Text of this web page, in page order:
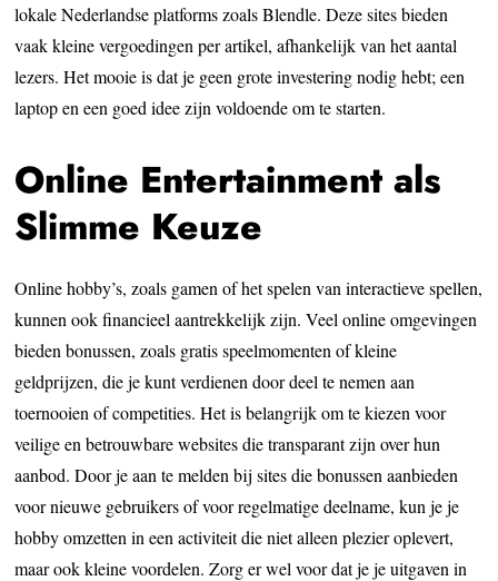
lokale Nederlandse platforms zoals Blendle. Deze sites bieden
vaak kleine vergoedingen per artikel, afhankelijk van het aantal
lezers. Het mooie is dat je geen grote investering nodig hebt; een
laptop en een goed idee zijn voldoende om te starten.
Online Entertainment als
Slimme Keuze
Online hobby’s, zoals gamen of het spelen van interactieve spellen,
kunnen ook financieel aantrekkelijk zijn. Veel online omgevingen
bieden bonussen, zoals gratis speelmomenten of kleine
geldprijzen, die je kunt verdienen door deel te nemen aan
toernooien of competities. Het is belangrijk om te kiezen voor
veilige en betrouwbare websites die transparant zijn over hun
aanbod. Door je aan te melden bij sites die bonussen aanbieden
voor nieuwe gebruikers of voor regelmatige deelname, kun je je
hobby omzetten in een activiteit die niet alleen plezier oplevert,
maar ook kleine voordelen. Zorg er wel voor dat je je uitgaven in